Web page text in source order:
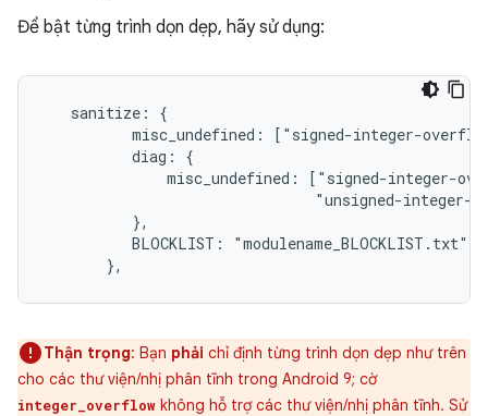
Để bật từng trình dọn dẹp, hãy sử dụng:
   sanitize: {
misc_undefined: ["signed-integer-
          diag: {
misc_undefined: ["signed-integer-
"unsigned-integer-
          },
          BLOCKLIST: "modulename_BLOCKLIST.txt",
       },
Thận trọng: Bạn phải chỉ định từng trình dọn dẹp như trên
cho các thư viện/nhị phân tĩnh trong Android 9; cờ
integer_overflow không hỗ trợ các thư viện/nhị phân tĩnh. Sử